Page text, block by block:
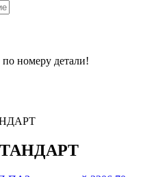
номеру детали!